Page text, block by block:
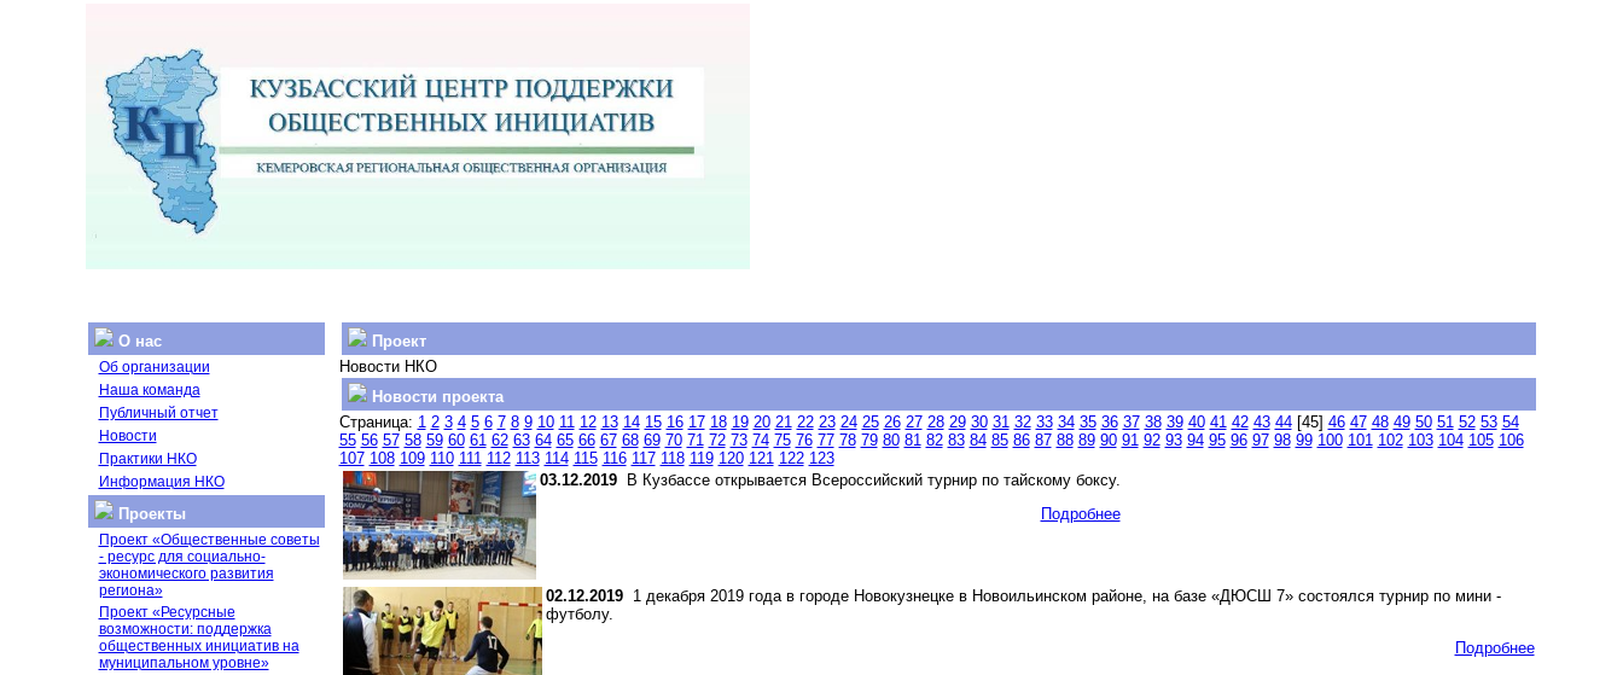
О нас
Об организации
Наша команда
Публичный отчет
Новости
Практики НКО
Информация НКО
Проекты
Проект «Общественные советы
- ресурс для социально-
экономического развития
региона»
Проект «Ресурсные
возможности: поддержка
общественных инициатив на
муниципальном уровне»
Проект
Новости НКО
Новости проекта
Страница: 1 2 3 4 5 6 7 8 9 10 11 12 13 14 15 16 17 18 19 20 21 22 23 24 25 26 27 28 29 30 31 32 33 34 35 36 37 38 39 40 41 42 43 44[45] 46 47 48 49 50 51 52 53 54
55 56 57 58 59 60 61 62 63 64 65 66 67 68 69 70 71 72 73 74 75 76 77 78 79 80 81 82 83 84 85 86 87 88 89 90 91 92 93 94 95 96 97 98 99 100 101 102 103 104 105 106
107 108 109 110 111 112 113 114 115 116 117 118 119 120 121 122 123
03.12.2019В Кузбассе открывается Всероссийский турнир по тайскому боксу.
Подробнее
02.12.20191 декабря 2019 года в городе Новокузнецке в Новоильинском районе, на базе «ДЮСШ 7» состоялся турнир по мини -
футболу.
Подробнее